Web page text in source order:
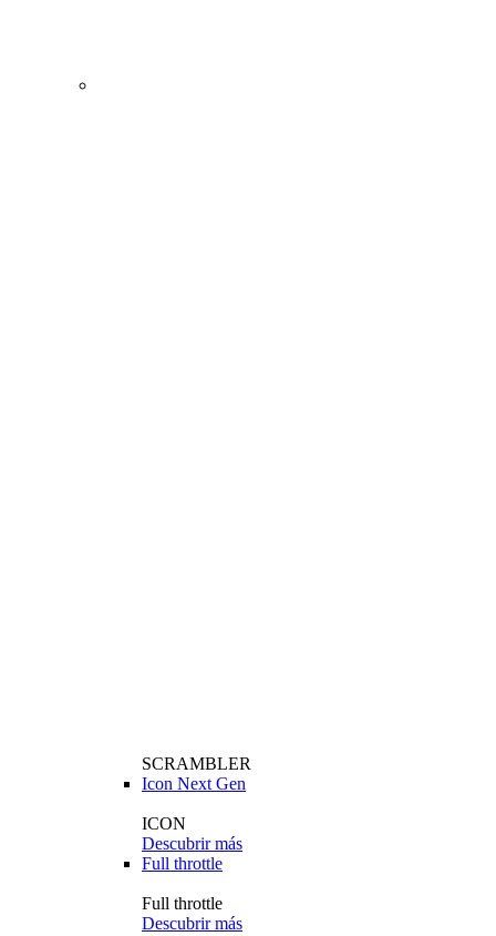
SCRAMBLER
Icon Next Gen
ICON
Descubrir más
Full throttle
Full throttle
Descubrir más